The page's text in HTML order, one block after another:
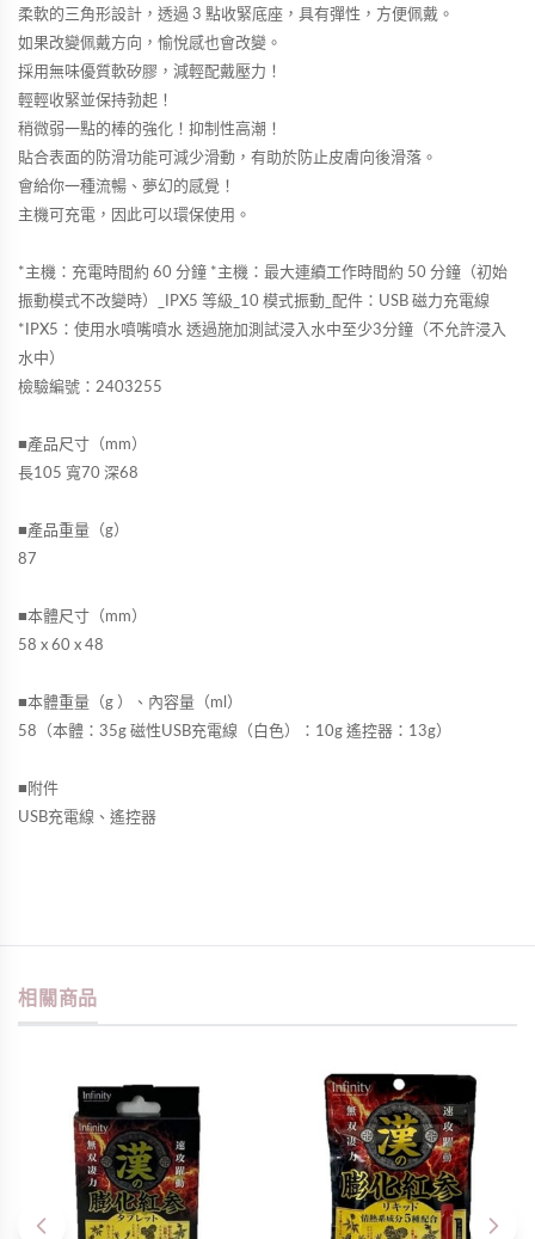
柔軟的三角形設計，透過 3 點收緊底座，具有彈性，方便佩戴。
如果改變佩戴方向，愉悅感也會改變。
採用無味優質軟矽膠，減輕配戴壓力！
輕輕收緊並保持勃起！
稍微弱一點的棒的強化！抑制性高潮！
貼合表面的防滑功能可減少滑動，有助於防止皮膚向後滑落。
會給你一種流暢、夢幻的感覺！
主機可充電，因此可以環保使用。
*主機：充電時間約 60 分鐘 *主機：最大連續工作時間約 50 分鐘（初始
振動模式不改變時）_IPX5 等級_10 模式振動_配件：USB 磁力充電線
*IPX5：使用水噴嘴噴水 透過施加測試浸入水中至少3分鐘（不允許浸入
水中）
檢驗編號： 2403255
■產品尺寸（mm）
長105 寬70 深68
■產品重量（g）
87
■本體尺寸（mm）
58 x 60 x 48
■本體重量（g ）、內容量（ml）
58（本體：35g 磁性USB充電線（白色）：10g 遙控器：13g）
■附件
USB充電線、遙控器
相關商品